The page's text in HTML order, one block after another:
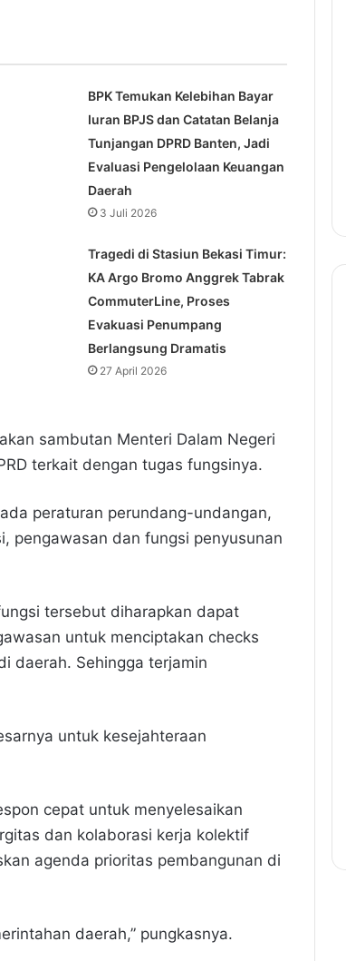
BPK Temukan Kelebihan Bayar
Iuran BPJS dan Catatan Belanja
Tunjangan DPRD Banten, Jadi
Evaluasi Pengelolaan Keuangan
Daerah
3 Juli 2026
Tragedi di Stasiun Bekasi Timur:
KA Argo Bromo Anggrek Tabrak
CommuterLine, Proses
Evakuasi Penumpang
Berlangsung Dramatis
27 April 2026
sambutan Menteri Dalam Negeri
terkait dengan tugas fungsinya.
peraturan perundang-undangan,
pengawasan dan fungsi penyusunan
tersebut diharapkan dapat
untuk menciptakan checks
daerah. Sehingga terjamin
untuk kesejahteraan
cepat untuk menyelesaikan
dan kolaborasi kerja kolektif
agenda prioritas pembangunan di
daerah,” pungkasnya.